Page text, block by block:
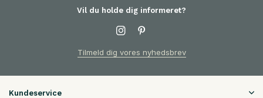
Vil du holde dig informeret?
Tilmeld dig vores nyhedsbrev
Kundeservice